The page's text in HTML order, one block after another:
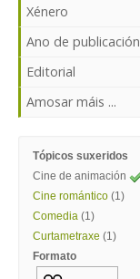
Xénero
Ano de publicación
Editorial
Amosar máis ...
Tópicos suxeridos
Cine de animación
Cine romántico (1)
Comedia (1)
Curtametraxe (1)
Formato